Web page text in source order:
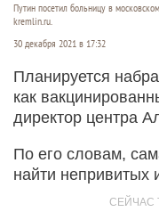
Путин посетил больницу в
kremlin.ru.
30 декабря 2021 в 17:32
Планируется
как
директор центра
По его словам,
найти непривитых